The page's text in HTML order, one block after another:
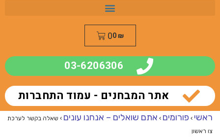
0₪
0
03-6206306
אתר המבחנים - עמוד התחברות
ראשי › פורומים › אתם שואלים – אנחנו עונים › שאלה בקשר לערכת
צו ראשון